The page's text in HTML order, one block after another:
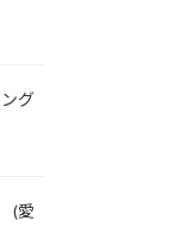
グ
(愛